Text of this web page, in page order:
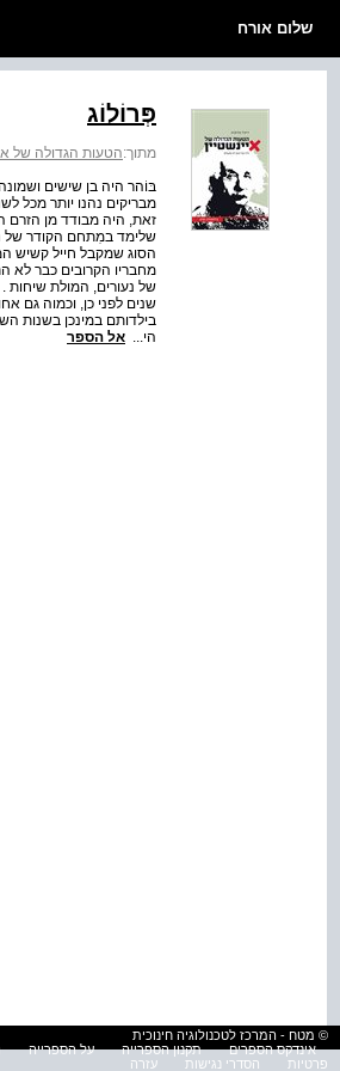
שלום אורח
פְּרוֹלוֹג
מתוך:הטעות הגדולה של
בּוֹהר היה בן שישים
מבריקים נהנו יותר מכל
זאת, היה מבודד מן הזרם
שלימד במִתחם הקודר של
הסוג שמקבל חייל קשיש
מחבריו הקרובים כבר לא
של נעורים, המולת
שנים לפני כן, וכמוה גם
בילדותם במינכן בשנות
הי... אל הספר
© מטח - המרכז לטכנולוגיה חינוכית
אינדקס הספרים
תקנון הספרייה על הספרייה
פרטיות
הסדרי נגישות עזרה